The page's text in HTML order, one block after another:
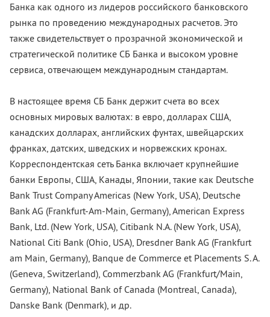
Банка как одного из лидеров российского банковского
рынка по проведению международных расчетов. Это
также свидетельствует о прозрачной экономической и
стратегической политике СБ Банка и высоком уровне
сервиса, отвечающем международным стандартам.
В настоящее время СБ Банк держит счета во всех
основных мировых валютах: в евро, долларах США,
канадских долларах, английских фунтах, швейцарских
франках, датских, шведских и норвежских кронах.
Корреспондентская сеть Банка включает крупнейшие
банки Европы, США, Канады, Японии, такие как Deutsche
Bank Trust Company Americas (New York, USA), Deutsche
Bank AG (Frankfurt-Am-Main, Germany), American Express
Bank, Ltd. (New York, USA), Citibank N.A. (New York, USA),
National Citi Bank (Ohio, USA), Dresdner Bank AG (Frankfurt
am Main, Germany), Banque de Commerce et Placements S. A.
(Geneva, Switzerland), Commerzbank AG (Frankfurt/Main,
Germany), National Bank of Canada (Montreal, Canada),
Danske Bank (Denmark), и др.